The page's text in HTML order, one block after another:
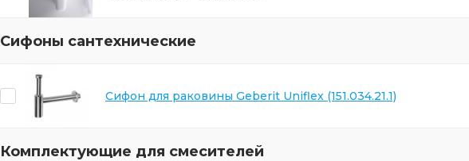
Сифоны сантехнические
Сифон для раковины Geberit Uniflex (151.034.21.1)
Комплектующие для смесителей